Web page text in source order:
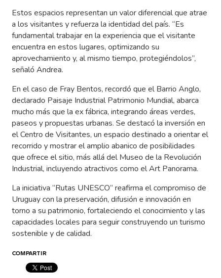
Estos espacios representan un valor diferencial que atrae
a los visitantes y refuerza la identidad del país. “Es
fundamental trabajar en la experiencia que el visitante
encuentra en estos lugares, optimizando su
aprovechamiento y, al mismo tiempo, protegiéndolos”,
señaló Andrea.
En el caso de Fray Bentos, recordó que el Barrio Anglo,
declarado Paisaje Industrial Patrimonio Mundial, abarca
mucho más que la ex fábrica, integrando áreas verdes,
paseos y propuestas urbanas. Se destacó la inversión en
el Centro de Visitantes, un espacio destinado a orientar el
recorrido y mostrar el amplio abanico de posibilidades
que ofrece el sitio, más allá del Museo de la Revolución
Industrial, incluyendo atractivos como el Art Panorama.
La iniciativa “Rutas UNESCO” reafirma el compromiso de
Uruguay con la preservación, difusión e innovación en
torno a su patrimonio, fortaleciendo el conocimiento y las
capacidades locales para seguir construyendo un turismo
sostenible y de calidad.
COMPARTIR